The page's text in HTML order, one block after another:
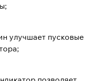
улучшает пусковые